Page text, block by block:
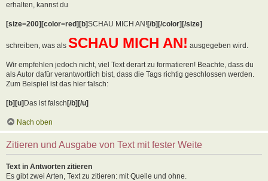
erhalten, kannst du
[size=200][color=red][b]SCHAU MICH AN![/b][/color][/size]
schreiben, was als SCHAU MICH AN! ausgegeben wird.
Wir empfehlen jedoch nicht, viel Text derart zu formatieren! Beachte, dass du
als Autor dafür verantwortlich bist, dass die Tags richtig geschlossen werden.
Zum Beispiel ist das hier falsch:
[b][u]Das ist falsch[/b][/u]
Nach oben
Zitieren und Ausgabe von Text mit fester Weite
Text in Antworten zitieren
Es gibt zwei Arten, Text zu zitieren: mit Quelle und ohne.